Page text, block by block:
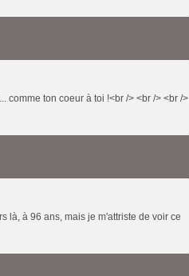
comme ton coeur à toi !<br /> <br /> <br />
là, à 96 ans, mais je m'attriste de voir ce